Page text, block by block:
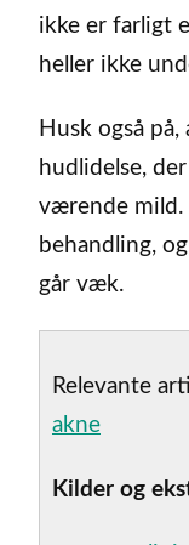
ikke er farligt
heller ikke
Husk også
hudlidelse,
værende
behandling,
går væk.
Relevante
akne
Kilder og